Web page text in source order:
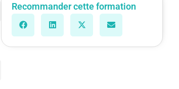
Recommander cette formation